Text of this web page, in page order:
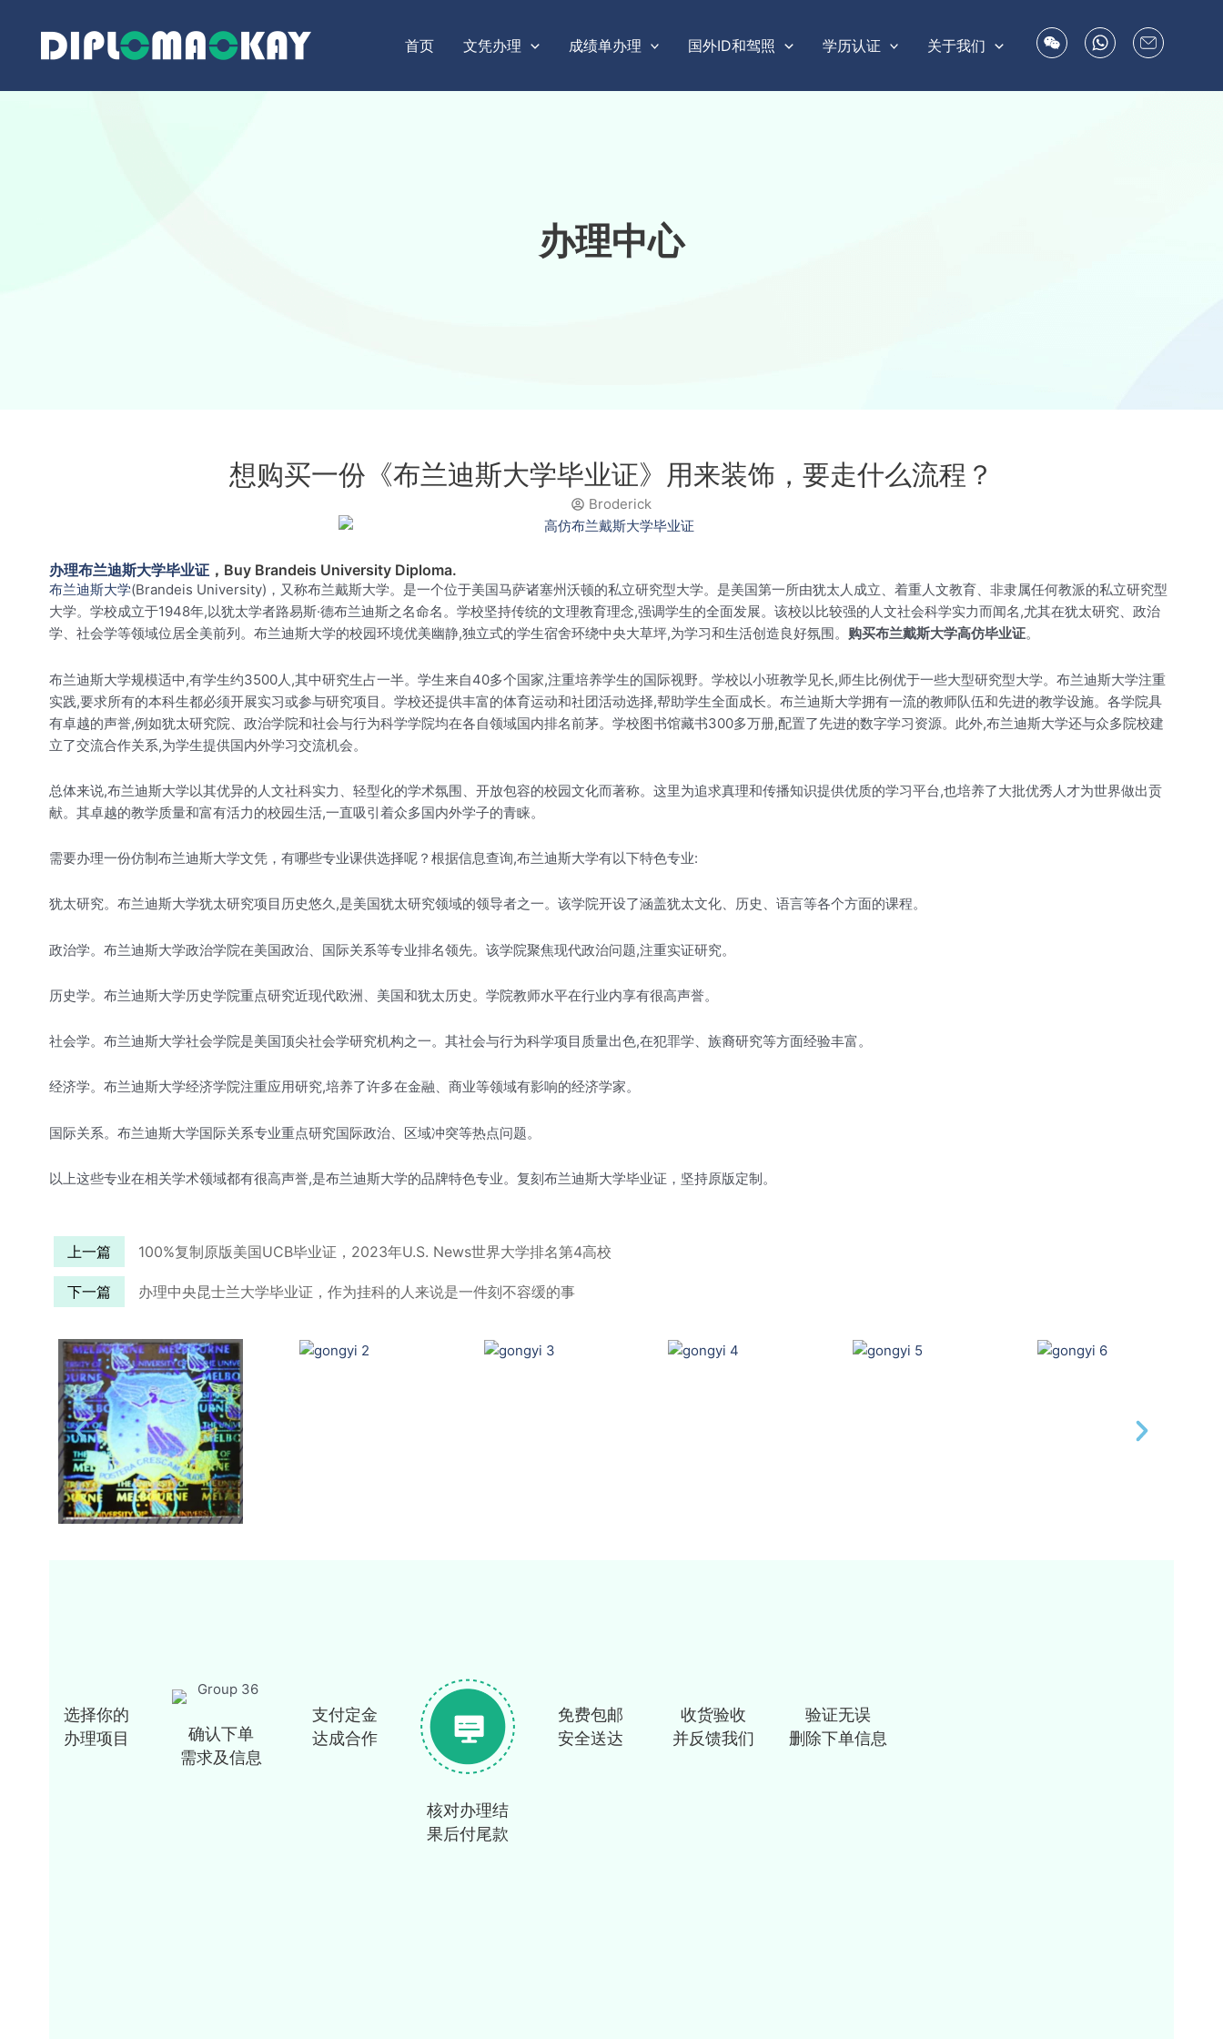
首页 文凭办理 成绩单办理 国外ID和驾照 学历认证 关于我们
办理中心
想购买一份《布兰迪斯大学毕业证》用来装饰，要走什么流程？
Broderick
办理布兰迪斯大学毕业证 ，Buy Brandeis University Diploma.
布兰迪斯大学(Brandeis University)，又称布兰戴斯大学。是一个位于美国马萨诸塞州沃顿的私立研究型大学。是美国第一所由犹太人成立、着重人文教育、非隶属任何教派的私立研究型
大学。学校成立于1948年,以犹太学者路易斯·德布兰迪斯之名命名。学校坚持传统的文理教育理念,强调学生的全面发展。该校以比较强的人文社会科学实力而闻名,尤其在犹太研究、政治
学、社会学等领域位居全美前列。布兰迪斯大学的校园环境优美幽静,独立式的学生宿舍环绕中央大草坪,为学习和生活创造良好氛围。 购买布兰戴斯大学高仿毕业证。
布兰迪斯大学规模适中,有学生约3500人,其中研究生占一半。学生来自40多个国家,注重培养学生的国际视野。学校以小班教学见长,师生比例优于一些大型研究型大学。布兰迪斯大学注重
实践,要求所有的本科生都必须开展实习或参与研究项目。学校还提供丰富的体育运动和社团活动选择,帮助学生全面成长。布兰迪斯大学拥有一流的教师队伍和先进的教学设施。各学院具
有卓越的声誉,例如犹太研究院、政治学院和社会与行为科学学院均在各自领域国内排名前茅。学校图书馆藏书300多万册,配置了先进的数字学习资源。此外,布兰迪斯大学还与众多院校建
立了交流合作关系,为学生提供国内外学习交流机会。
总体来说,布兰迪斯大学以其优异的人文社科实力、轻型化的学术氛围、开放包容的校园文化而著称。这里为追求真理和传播知识提供优质的学习平台,也培养了大批优秀人才为世界做出贡
献。其卓越的教学质量和富有活力的校园生活,一直吸引着众多国内外学子的青睐。
需要办理一份仿制布兰迪斯大学文凭，有哪些专业课供选择呢？根据信息查询,布兰迪斯大学有以下特色专业:
犹太研究。布兰迪斯大学犹太研究项目历史悠久,是美国犹太研究领域的领导者之一。该学院开设了涵盖犹太文化、历史、语言等各个方面的课程。
政治学。布兰迪斯大学政治学院在美国政治、国际关系等专业排名领先。该学院聚焦现代政治问题,注重实证研究。
历史学。布兰迪斯大学历史学院重点研究近现代欧洲、美国和犹太历史。学院教师水平在行业内享有很高声誉。
社会学。布兰迪斯大学社会学院是美国顶尖社会学研究机构之一。其社会与行为科学项目质量出色,在犯罪学、族裔研究等方面经验丰富。
经济学。布兰迪斯大学经济学院注重应用研究,培养了许多在金融、商业等领域有影响的经济学家。
国际关系。布兰迪斯大学国际关系专业重点研究国际政治、区域冲突等热点问题。
以上这些专业在相关学术领域都有很高声誉,是布兰迪斯大学的品牌特色专业。复刻布兰迪斯大学毕业证，坚持原版定制。
上一篇 100%复制原版美国UCB毕业证，2023年U.S. News世界大学排名第4高校
下一篇 办理中央昆士兰大学毕业证，作为挂科的人来说是一件刻不容缓的事
选择你的
办理项目
确认下单
需求及信息
支付定金
达成合作
核对办理结
果后付尾款
免费包邮
安全送达
收货验收
并反馈我们
验证无误
删除下单信息